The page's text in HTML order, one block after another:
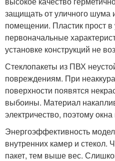
защищать от уличного шума
помещении. Пластик прост в
первоначальные
установке конструкций не
Стеклопакеты из ПВХ
повреждениям. При
поверхности появятся
выбоины. Материал
электричество, поэтому
Энергоэффективность
внутренних камер и стекол.
пакет, тем выше вес.